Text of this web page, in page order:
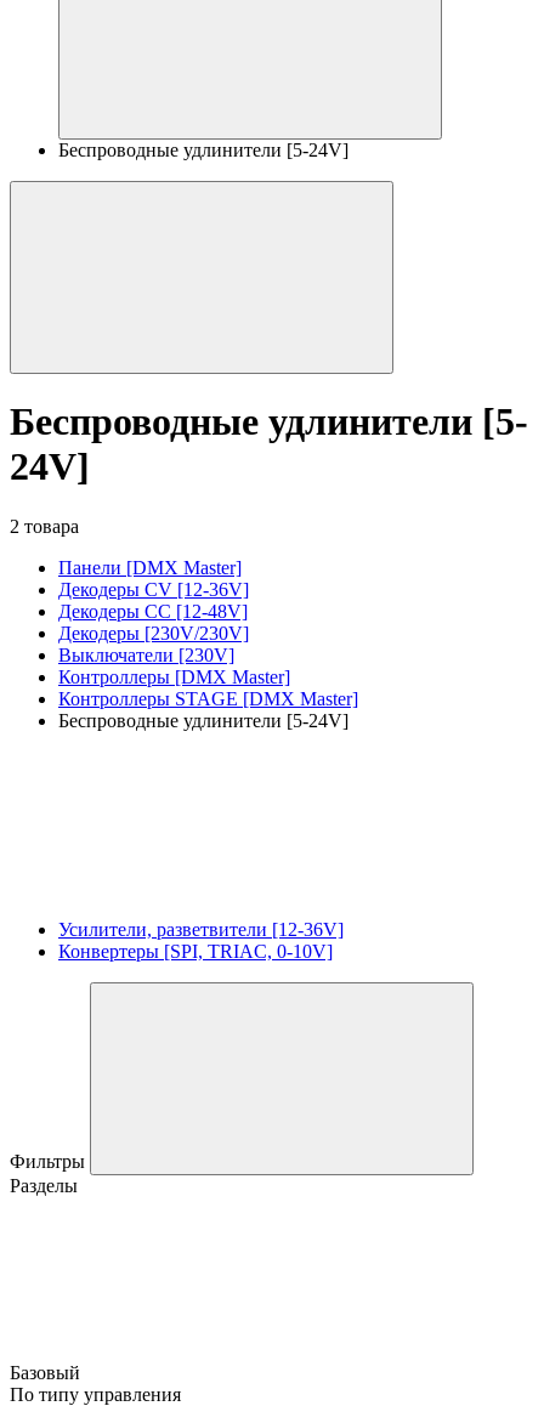
Беспроводные удлинители [5-24V]
Беспроводные удлинители [5-
24V]
2 товара
Панели [DMX Master]
Декодеры CV [12-36V]
Декодеры CC [12-48V]
Декодеры [230V/230V]
Выключатели [230V]
Контроллеры [DMX Master]
Контроллеры STAGE [DMX Master]
Беспроводные удлинители [5-24V]
Усилители, разветвители [12-36V]
Конвертеры [SPI, TRIAC, 0-10V]
Фильтры
Разделы
Базовый
По типу управления